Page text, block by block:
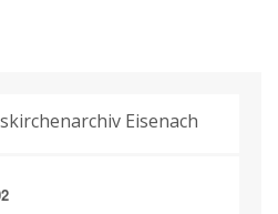
Eisenach